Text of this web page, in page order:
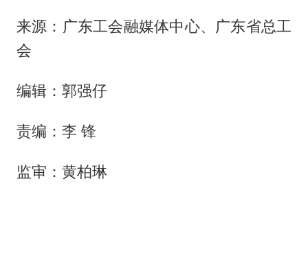
来源：广东工会融媒体中心、广东省总工
会
编辑：郭强仔‍‍‍‍
责编：李 锋‍
监审：黄柏琳